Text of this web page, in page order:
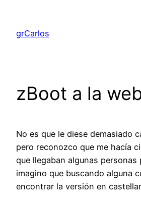
contenido
grCarlos
zBoot a la
No es que le diese demasiado
pero reconozco que me hacía
que llegaban algunas personas
imagino que buscando alguna
encontrar la versión en